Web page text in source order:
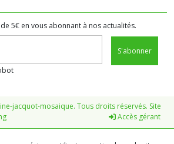
5€ en vous abonnant à nos actualités.
S'abonner
jacquot-mosaique. Tous droits réservés. Site
Accès gérant